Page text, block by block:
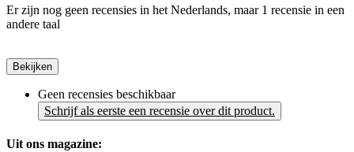
Er zijn nog geen recensies in het Nederlands, maar 1 recensie in een
andere taal
Bekijken
Geen recensies beschikbaar
Schrijf als eerste een recensie over dit product.
Uit ons magazine: